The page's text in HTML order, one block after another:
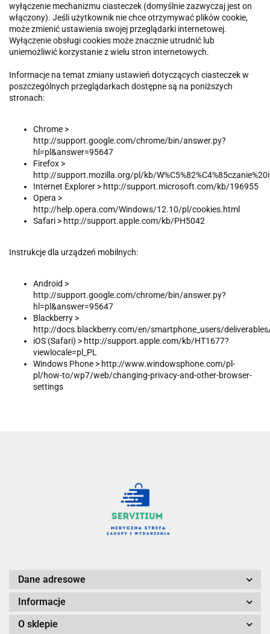
wyłączenie mechanizmu ciasteczek (domyślnie zazwyczaj jest on
włączony). Jeśli użytkownik nie chce otrzymywać plików cookie,
może zmienić ustawienia swojej przeglądarki internetowej.
Wyłączenie obsługi cookies może znacznie utrudnić lub
uniemożliwić korzystanie z wielu stron internetowych.
Informacje na temat zmiany ustawień dotyczących ciasteczek w
poszczególnych przeglądarkach dostępne są na poniższych
stronach:
Chrome >
http://support.google.com/chrome/bin/answer.py?
hl=pl&answer=95647
Firefox >
http://support.mozilla.org/pl/kb/
Internet Explorer > http://support.microsoft.com/kb/196955
Opera >
http://help.opera.com/Windows/12.10/pl/cookies.html
Safari > http://support.apple.com/kb/PH5042
Instrukcje dla urządzeń mobilnych:
Android >
http://support.google.com/chrome/bin/answer.py?
hl=pl&answer=95647
Blackberry >
http://docs.blackberry.com/en/smartphone_users/
iOS (Safari) > http://support.apple.com/kb/HT1677?
viewlocale=pl_PL
Windows Phone > http://www.windowsphone.com/pl-
pl/how-to/wp7/web/changing-privacy-and-other-browser-
settings
Dane adresowe
Informacje
O sklepie